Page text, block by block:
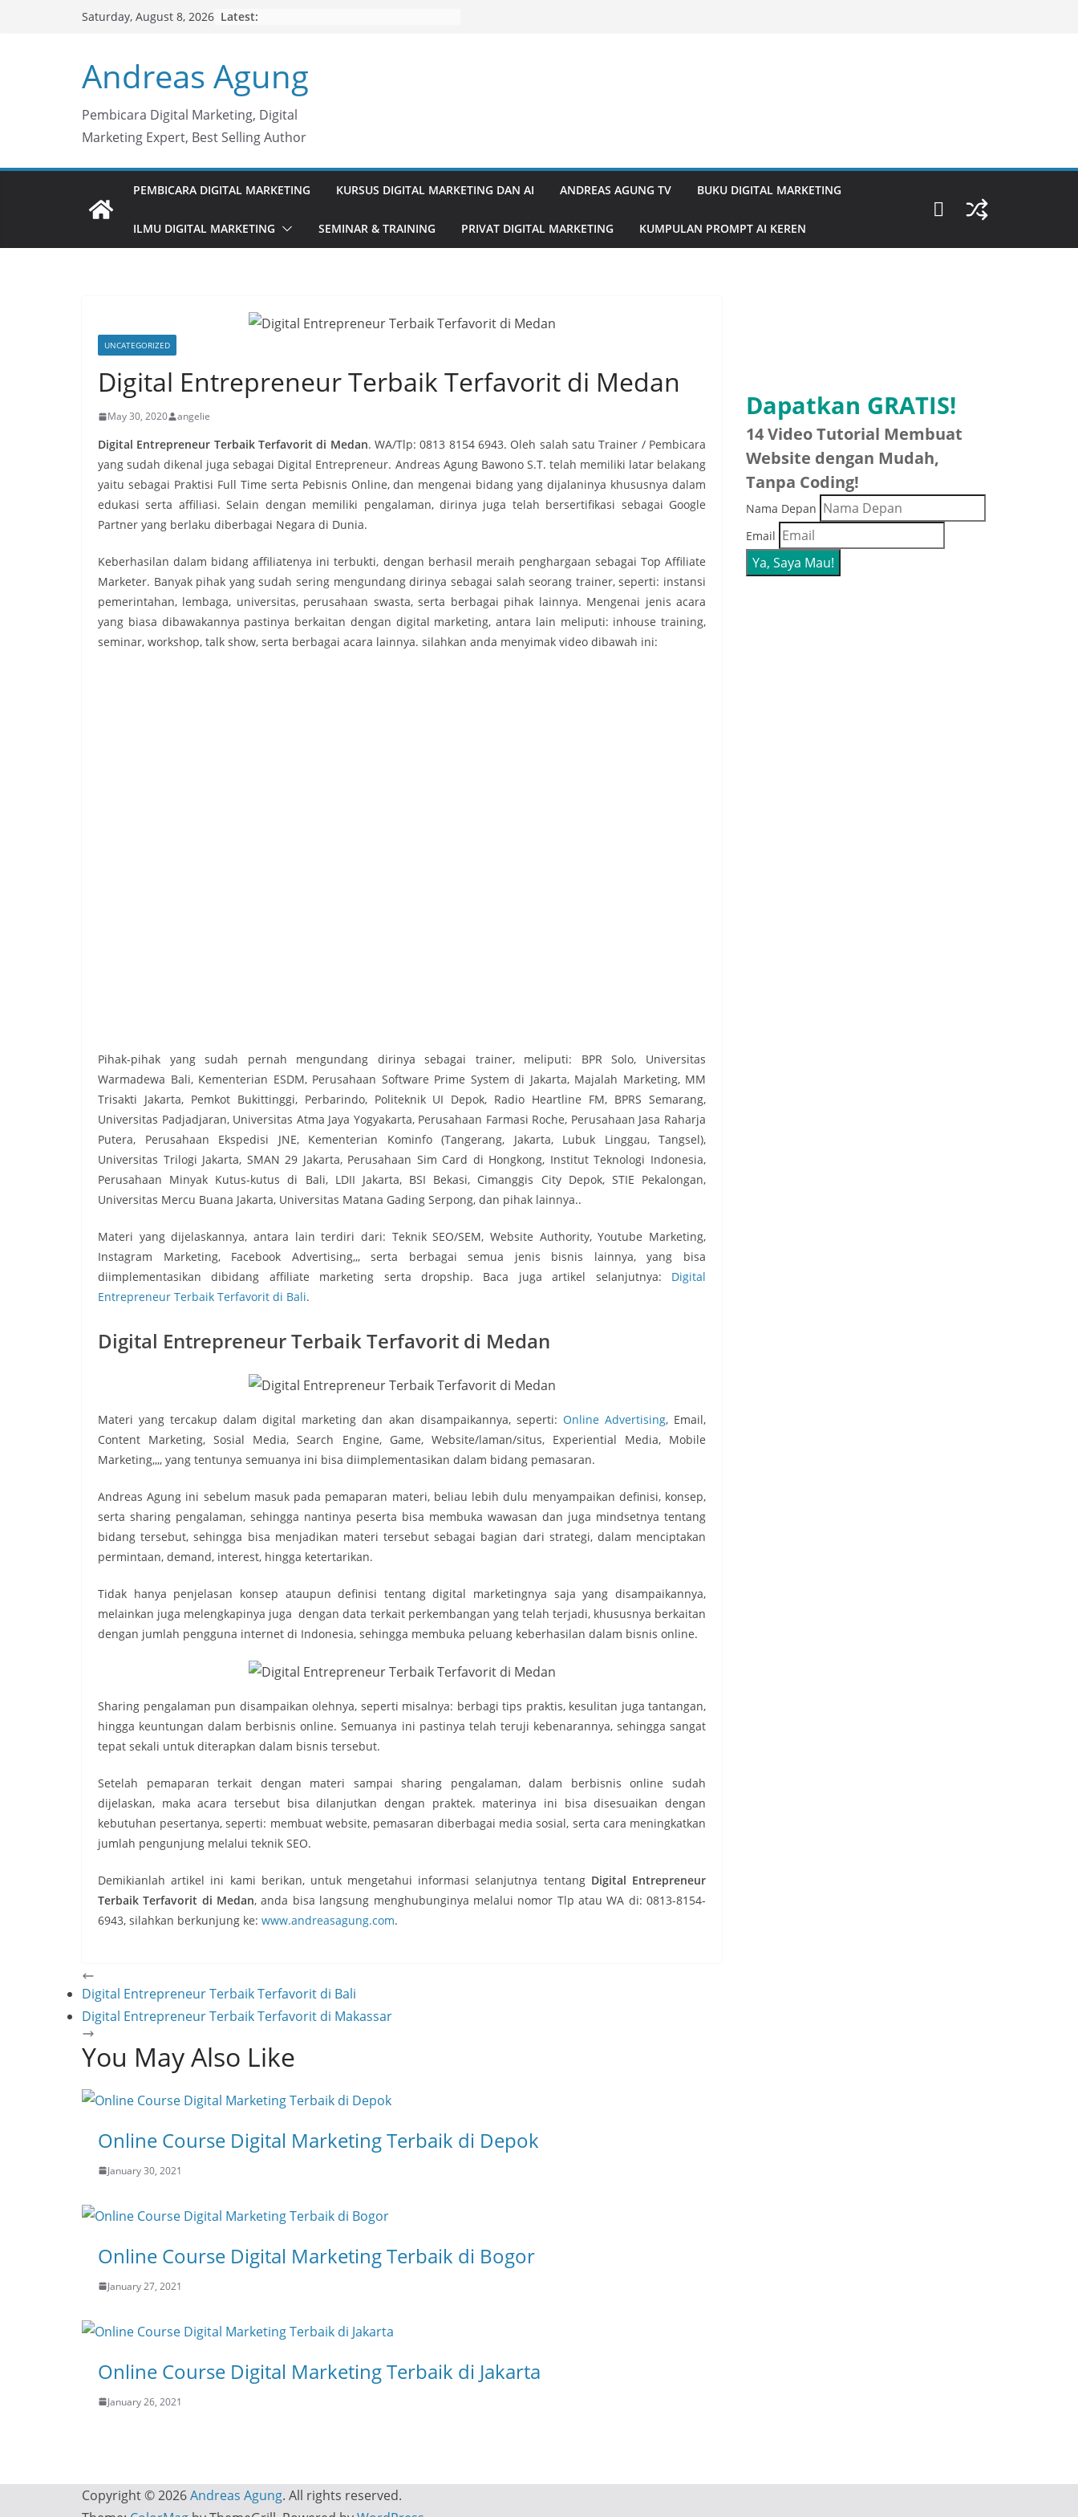
Saturday, August 8, 2026 Latest:
Andreas Agung
Pembicara Digital Marketing, Digital
Marketing Expert, Best Selling Author
PEMBICARA DIGITAL MARKETING KURSUS DIGITAL MARKETING DAN AI ANDREAS AGUNG TV BUKU DIGITAL MARKETING
ILMU DIGITAL MARKETING SEMINAR & TRAINING PRIVAT DIGITAL MARKETING KUMPULAN PROMPT AI KEREN
UNCATEGORIZED
Digital Entrepreneur Terbaik Terfavorit di Medan
May 30, 2020 angelie
Digital Entrepreneur Terbaik Terfavorit di Medan. WA/Tlp: 0813 8154 6943. Oleh salah satu Trainer / Pembicara
yang sudah dikenal juga sebagai Digital Entrepreneur. Andreas Agung Bawono S.T. telah memiliki latar belakang
yaitu sebagai Praktisi Full Time serta Pebisnis Online, dan mengenai bidang yang dijalaninya khususnya dalam
edukasi serta affiliasi. Selain dengan memiliki pengalaman, dirinya juga telah bersertifikasi sebagai Google
Partner yang berlaku diberbagai Negara di Dunia.
Keberhasilan dalam bidang affiliatenya ini terbukti, dengan berhasil meraih penghargaan sebagai Top Affiliate
Marketer. Banyak pihak yang sudah sering mengundang dirinya sebagai salah seorang trainer, seperti: instansi
pemerintahan, lembaga, universitas, perusahaan swasta, serta berbagai pihak lainnya. Mengenai jenis acara
yang biasa dibawakannya pastinya berkaitan dengan digital marketing, antara lain meliputi: inhouse training,
seminar, workshop, talk show, serta berbagai acara lainnya. silahkan anda menyimak video dibawah ini:
Pihak-pihak yang sudah pernah mengundang dirinya sebagai trainer, meliputi: BPR Solo, Universitas
Warmadewa Bali, Kementerian ESDM, Perusahaan Software Prime System di Jakarta, Majalah Marketing, MM
Trisakti Jakarta, Pemkot Bukittinggi, Perbarindo, Politeknik UI Depok, Radio Heartline FM, BPRS Semarang,
Universitas Padjadjaran, Universitas Atma Jaya Yogyakarta, Perusahaan Farmasi Roche, Perusahaan Jasa Raharja
Putera, Perusahaan Ekspedisi JNE, Kementerian Kominfo (Tangerang, Jakarta, Lubuk Linggau, Tangsel),
Universitas Trilogi Jakarta, SMAN 29 Jakarta, Perusahaan Sim Card di Hongkong, Institut Teknologi Indonesia,
Perusahaan Minyak Kutus-kutus di Bali, LDII Jakarta, BSI Bekasi, Cimanggis City Depok, STIE Pekalongan,
Universitas Mercu Buana Jakarta, Universitas Matana Gading Serpong, dan pihak lainnya..
Materi yang dijelaskannya, antara lain terdiri dari: Teknik SEO/SEM, Website Authority, Youtube Marketing,
Instagram Marketing, Facebook Advertising,,, serta berbagai semua jenis bisnis lainnya, yang bisa
diimplementasikan dibidang affiliate marketing serta dropship. Baca juga artikel selanjutnya: Digital
Entrepreneur Terbaik Terfavorit di Bali.
Digital Entrepreneur Terbaik Terfavorit di Medan
Materi yang tercakup dalam digital marketing dan akan disampaikannya, seperti: Online Advertising, Email,
Content Marketing, Sosial Media, Search Engine, Game, Website/laman/situs, Experiential Media, Mobile
Marketing,,,, yang tentunya semuanya ini bisa diimplementasikan dalam bidang pemasaran.
Andreas Agung ini sebelum masuk pada pemaparan materi, beliau lebih dulu menyampaikan definisi, konsep,
serta sharing pengalaman, sehingga nantinya peserta bisa membuka wawasan dan juga mindsetnya tentang
bidang tersebut, sehingga bisa menjadikan materi tersebut sebagai bagian dari strategi, dalam menciptakan
permintaan, demand, interest, hingga ketertarikan.
Tidak hanya penjelasan konsep ataupun definisi tentang digital marketingnya saja yang disampaikannya,
melainkan juga melengkapinya juga dengan data terkait perkembangan yang telah terjadi, khususnya berkaitan
dengan jumlah pengguna internet di Indonesia, sehingga membuka peluang keberhasilan dalam bisnis online.
Sharing pengalaman pun disampaikan olehnya, seperti misalnya: berbagi tips praktis, kesulitan juga tantangan,
hingga keuntungan dalam berbisnis online. Semuanya ini pastinya telah teruji kebenarannya, sehingga sangat
tepat sekali untuk diterapkan dalam bisnis tersebut.
Setelah pemaparan terkait dengan materi sampai sharing pengalaman, dalam berbisnis online sudah
dijelaskan, maka acara tersebut bisa dilanjutkan dengan praktek. materinya ini bisa disesuaikan dengan
kebutuhan pesertanya, seperti: membuat website, pemasaran diberbagai media sosial, serta cara meningkatkan
jumlah pengunjung melalui teknik SEO.
Demikianlah artikel ini kami berikan, untuk mengetahui informasi selanjutnya tentang Digital Entrepreneur
Terbaik Terfavorit di Medan, anda bisa langsung menghubunginya melalui nomor Tlp atau WA di: 0813-8154-
6943, silahkan berkunjung ke: www.andreasagung.com.
Digital Entrepreneur Terbaik Terfavorit di Bali
Digital Entrepreneur Terbaik Terfavorit di Makassar
You May Also Like
Online Course Digital Marketing Terbaik di Depok
January 30, 2021
Online Course Digital Marketing Terbaik di Bogor
January 27, 2021
Online Course Digital Marketing Terbaik di Jakarta
January 26, 2021
Dapatkan GRATIS!
14 Video Tutorial Membuat
Website dengan Mudah,
Tanpa Coding!
Nama Depan
Email
Copyright © 2026Andreas Agung. All rights reserved.